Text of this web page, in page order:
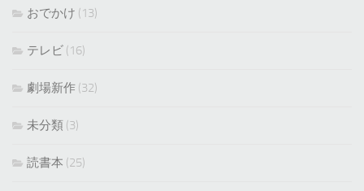
おでかけ (13)
テレビ (16)
劇場新作 (32)
未分類 (3)
読書本 (25)